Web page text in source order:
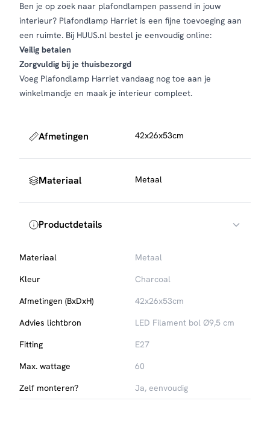
Ben je op zoek naar plafondlampen passend in jouw
interieur? Plafondlamp Harriet is een fijne toevoeging aan
een ruimte. Bij HUUS.nl bestel je eenvoudig online:
Veilig betalen
Zorgvuldig bij je thuisbezorgd
Voeg Plafondlamp Harriet vandaag nog toe aan je
winkelmandje en maak je interieur compleet.
Afmetingen 42x26x53cm
Materiaal Metaal
Productdetails
Materiaal
Metaal
Kleur
Charcoal
Afmetingen (BxDxH)
42x26x53cm
Advies lichtbron
LED Filament bol Ø9,5 cm
Fitting
E27
Max. wattage
60
Zelf monteren?
Ja, eenvoudig